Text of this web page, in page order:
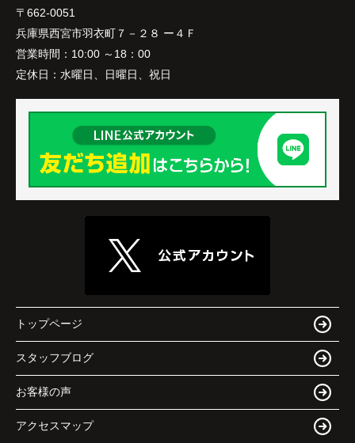
〒662-0051
兵庫県西宮市羽衣町７－２８ ー４Ｆ
営業時間： 10:00 ～18：00
定休日： 水曜日、日曜日、祝日
トップページ
スタッフブログ
お客様の声
アクセスマップ